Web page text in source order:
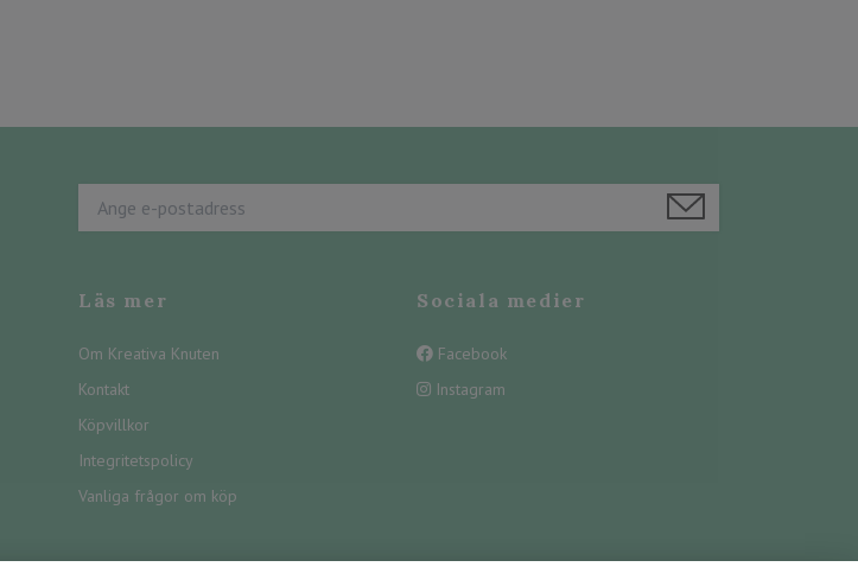
Läs mer
Om Kreativa Knuten
Kontakt
Köpvillkor
Integritetspolicy
Vanliga frågor om köp
Sociala medier
Facebook
Instagram